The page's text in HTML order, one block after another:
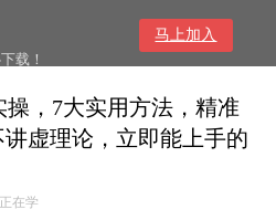
载！
马上加入
，7大实用方法，精准
虚理论，立即能上手的
在学